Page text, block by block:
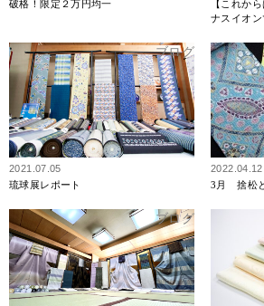
破格！限定２万円均一
【これか
ナスイオ
ブログ
2021.07.05
琉球展レポート
2022.04.12
3月 捨松
ブログ